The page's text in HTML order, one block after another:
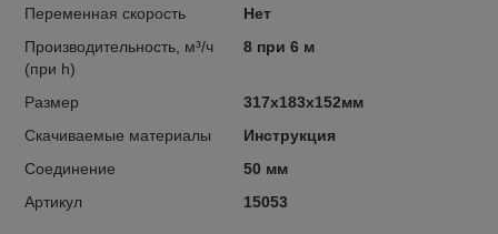
Переменная скорость
Нет
Производительность, м³/ч
(при h)
8 при 6 м
Размер
317х183х152мм
Скачиваемые материалы
Инструкция
Соединение
50 мм
Артикул
15053